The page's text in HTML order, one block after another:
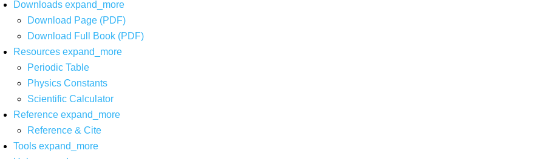
Downloads expand_more
Download Page (PDF)
Download Full Book (PDF)
Resources expand_more
Periodic Table
Physics Constants
Scientific Calculator
Reference expand_more
Reference & Cite
Tools expand_more